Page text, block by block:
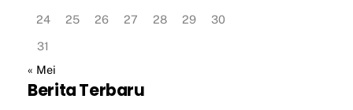
24
25 26 27 28 29
30
31
« Mei
Berita Terbaru